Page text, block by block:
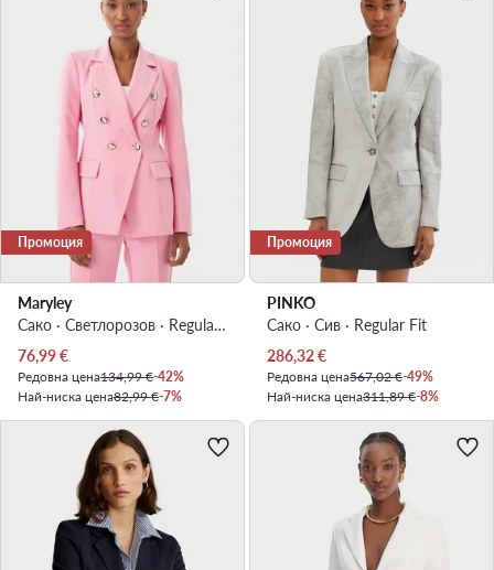
Промоция
Maryley
Сако · Светлорозов · Regular Fit
Актуална цена
76,99€
Редовна цена134,99 €-42%
Най-ниска цена82,99 €-7%
Промоция
PINKO
Сако · Сив · Regular Fit
Актуална цена
286,32€
Редовна цена567,02 €-49%
Най-ниска цена311,89 €-8%